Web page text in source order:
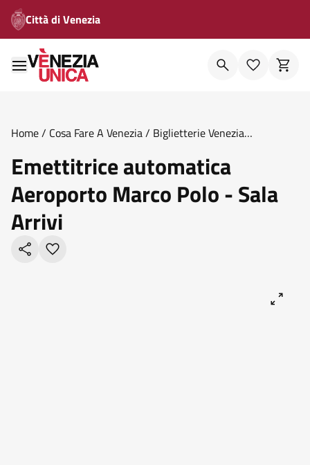
Città di Venezia
Home/ Cosa Fare A Venezia/ Biglietterie Venezia
Arrivi
Emettitrice automatica
Aeroporto Marco Polo - Sala
Arrivi